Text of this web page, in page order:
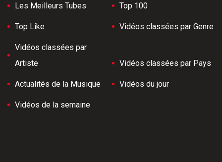
Les Meilleurs Tubes Top 100
Top Like Vidéos classées par Genre
Vidéos classées par
Artiste
Vidéos classées par Pays
Actualités de la Musique Vidéos du jour
Vidéos de la semaine